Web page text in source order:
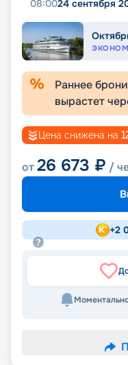
08:0024 сентября
ЭКОНОМ
Раннее
вырастет
Цена снижена на
от26 673 ₽ /
+2